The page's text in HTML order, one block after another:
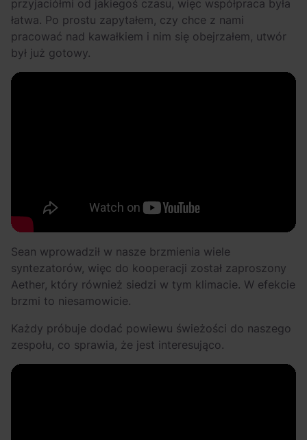
przyjaciółmi od jakiegoś czasu, więc współpraca była
łatwa. Po prostu zapytałem, czy chce z nami
pracować nad kawałkiem i nim się obejrzałem, utwór
był już gotowy.
Sean wprowadził w nasze brzmienia wiele
syntezatorów, więc do kooperacji został zaproszony
Aether, który również siedzi w tym klimacie. W efekcie
brzmi to niesamowicie.
Każdy próbuje dodać powiewu świeżości do naszego
zespołu, co sprawia, że jest interesująco.